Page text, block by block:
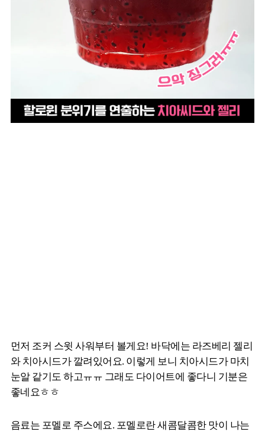
먼저 조커 스윗 사워부터 볼게요! 바닥에는 라즈베리 젤리
와 치아시드가 깔려있어요. 이렇게 보니 치아시드가 마치
눈알 같기도 하고ㅠㅠ 그래도 다이어트에 좋다니 기분은
좋네요ㅎㅎ
음료는 포멜로 주스에요. 포멜로란 새콤달콤한 맛이 나는